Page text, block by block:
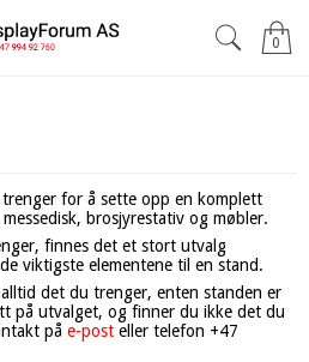
0
for å sette opp en komplett
messedisk, brosjyrestativ og møbler.
finnes det et stort utvalg
viktigste elementene til en stand.
det du trenger, enten standen er
på utvalget, og finner du ikke det du
på e-post eller telefon +47